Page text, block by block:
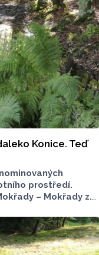
Konice. Teď
prostředí.
– Mokřady z.s.